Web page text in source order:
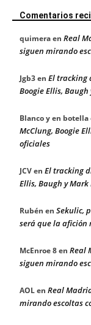
Comentarios
quimeraen Real
siguen mirando
Jgb3en El tracking
Boogie Ellis,
Blanco y en botella
McClung, Boogie
oficiales
JCVen El tracking
Ellis, Baugh y
Rubén en Sekulic,
será que la afición
McEnroe 8en Real
siguen mirando
AOLen Real
mirando escoltas